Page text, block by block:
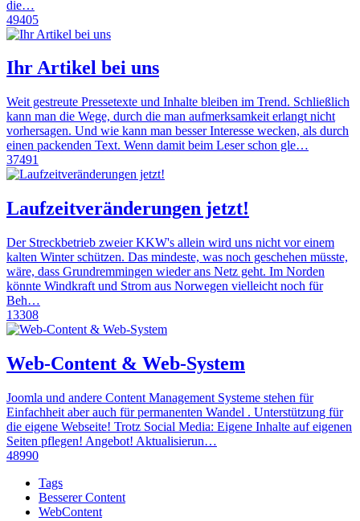
die…
49405
Ihr Artikel bei uns
Weit gestreute Pressetexte und Inhalte bleiben im Trend. Schließlich
kann man die Wege, durch die man aufmerksamkeit erlangt nicht
vorhersagen. Und wie kann man besser Interesse wecken, als durch
einen packenden Text. Wenn damit beim Leser schon gle…
37491
Laufzeitveränderungen jetzt!
Der Streckbetrieb zweier KKW's allein wird uns nicht vor einem
kalten Winter schützen. Das mindeste, was noch geschehen müsste,
wäre, dass Grundremmingen wieder ans Netz geht. Im Norden
könnte Windkraft und Strom aus Norwegen vielleicht noch für
Beh…
13308
Web-Content & Web-System
Joomla und andere Content Management Systeme stehen für
Einfachheit aber auch für permanenten Wandel . Unterstützung für
die eigene Webseite! Trotz Social Media: Eigene Inhalte auf eigenen
Seiten pflegen! Angebot! Aktualisierun…
48990
Tags
Besserer Content
WebContent